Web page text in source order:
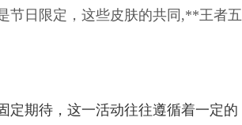
节日限定，这些皮肤的共同,**王者五
定期待，这一活动往往遵循着一定的